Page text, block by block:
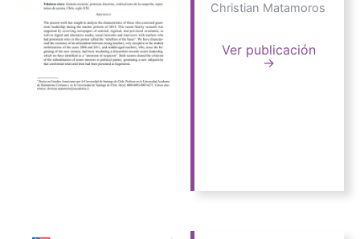
Christian Matamoros
Ver publicación
→